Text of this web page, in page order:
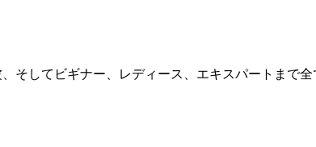
そしてビギナー、レディース、エキスパートまで